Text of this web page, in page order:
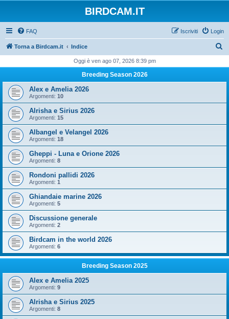
BIRDCAM.IT
FAQ Login
Iscriviti
Torna a Birdcam.it Indice
c
Oggi è ven ago 07, 2026 8:39 pm
Breeding Season 2026
Alex e Amelia 2026
Argomenti: 10
Alrisha e Sirius 2026
Argomenti: 15
Albangel e Velangel 2026
Argomenti: 18
Gheppi - Luna e Orione 2026
Argomenti: 8
Rondoni pallidi 2026
Argomenti: 1
Ghiandaie marine 2026
Argomenti: 5
Discussione generale
Argomenti: 2
Birdcam in the world 2026
Argomenti: 6
Breeding Season 2025
Alex e Amelia 2025
Argomenti: 9
Alrisha e Sirius 2025
Argomenti: 8